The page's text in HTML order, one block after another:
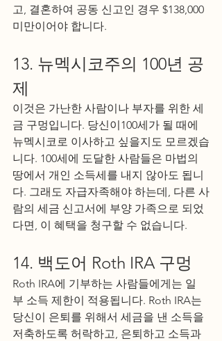
고, 결혼하여 공동 신고인 경우 $138,000
미만이어야 합니다.
13. 뉴멕시코주의 100년 공
제
이것은 가난한 사람이나 부자를 위한 세
금 구멍입니다. 당신이100세가 될 때에
뉴멕시코로 이사하고 싶을지도 모르겠습
니다. 100세에 도달한 사람들은 마법의
땅에서 개인 소득세를 내지 않아도 됩니
다. 그래도 자급자족해야 하는데, 다른 사
람의 세금 신고서에 부양 가족으로 되었
다면, 이 혜택을 청구할 수 없습니다.
14. 백도어 Roth IRA 구멍
Roth IRA에 기부하는 사람들에게는 일
부 소득 제한이 적용됩니다. Roth IRA는
당신이 은퇴를 위해서 세금을 낸 소득을
저축하도록 허락하고, 은퇴하고 소득과